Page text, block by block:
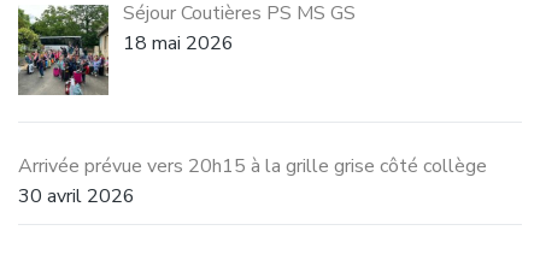
Séjour Coutières PS MS GS
18 mai 2026
Arrivée prévue vers 20h15 à la grille grise côté collège
30 avril 2026